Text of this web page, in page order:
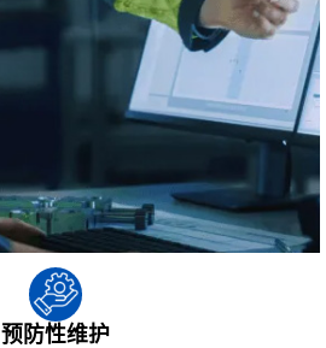
预防性维护